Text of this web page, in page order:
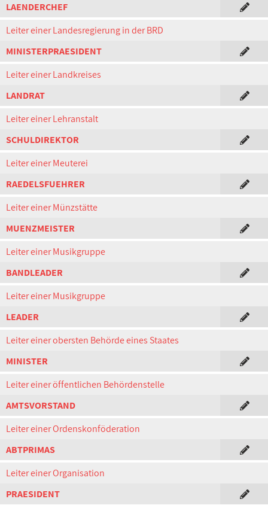
LAENDERCHEF
Leiter einer Landesregierung in der BRD
MINISTERPRAESIDENT
Leiter einer Landkreises
LANDRAT
Leiter einer Lehranstalt
SCHULDIREKTOR
Leiter einer Meuterei
RAEDELSFUEHRER
Leiter einer Münzstätte
MUENZMEISTER
Leiter einer Musikgruppe
BANDLEADER
Leiter einer Musikgruppe
LEADER
Leiter einer obersten Behörde eines Staates
MINISTER
Leiter einer öffentlichen Behördenstelle
AMTSVORSTAND
Leiter einer Ordenskonföderation
ABTPRIMAS
Leiter einer Organisation
PRAESIDENT